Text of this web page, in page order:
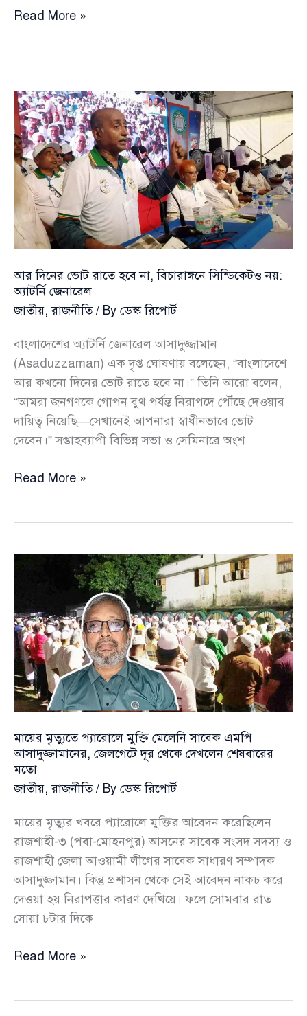
হাদির
যায়নি,
বেরিয়ে
গেছে
:
ঢামেক
পরিচালক
ব্রিগেডিয়ার
জেনারেল
মো.
আসাদুজ্জামান
Read More »
আর দিনের ভোট রাতে হবে না, বিচারাঙ্গনে সিন্ডিকেটও নয়:
অ্যাটর্নি জেনারেল
জাতীয়,রাজনীতি/ By ডেস্ক রিপোর্ট
বাংলাদেশের অ্যাটর্নি জেনারেল আসাদুজ্জামান
(Asaduzzaman) এক দৃপ্ত ঘোষণায় বলেছেন, “বাংলাদেশে
আর কখনো দিনের ভোট রাতে হবে না।” তিনি আরো বলেন,
“আমরা জনগণকে গোপন বুথ পর্যন্ত নিরাপদে পৌঁছে দেওয়ার
দায়িত্ব নিয়েছি—সেখানেই আপনারা স্বাধীনভাবে ভোট
দেবেন।” সপ্তাহব্যাপী বিভিন্ন সভা ও সেমিনারে অংশ
আর
হবে
সিন্ডিকেটও
নয়:
অ্যাটর্নি
জেনারেল
Read More »
মায়ের মৃত্যুতে প্যারোলে মুক্তি মেলেনি সাবেক এমপি
আসাদুজ্জামানের, জেলগেটে দূর থেকে দেখলেন শেষবারের
মতো
জাতীয়,রাজনীতি/ By ডেস্ক রিপোর্ট
মায়ের মৃত্যুর খবরে প্যারোলে মুক্তির আবেদন করেছিলেন
রাজশাহী-৩ (পবা-মোহনপুর) আসনের সাবেক সংসদ সদস্য ও
রাজশাহী জেলা আওয়ামী লীগের সাবেক সাধারণ সম্পাদক
আসাদুজ্জামান। কিন্তু প্রশাসন থেকে সেই আবেদন নাকচ করে
দেওয়া হয় নিরাপত্তার কারণ দেখিয়ে। ফলে সোমবার রাত
সোয়া ৮টার দিকে
মায়ের
Read More »